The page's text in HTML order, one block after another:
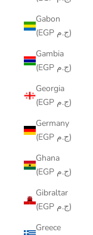
Gabon
(EGP ج.م)
Gambia
(EGP ج.م)
Georgia
(EGP ج.م)
Germany
(EGP ج.م)
Ghana
(EGP ج.م)
Gibraltar
(EGP ج.م)
Greece